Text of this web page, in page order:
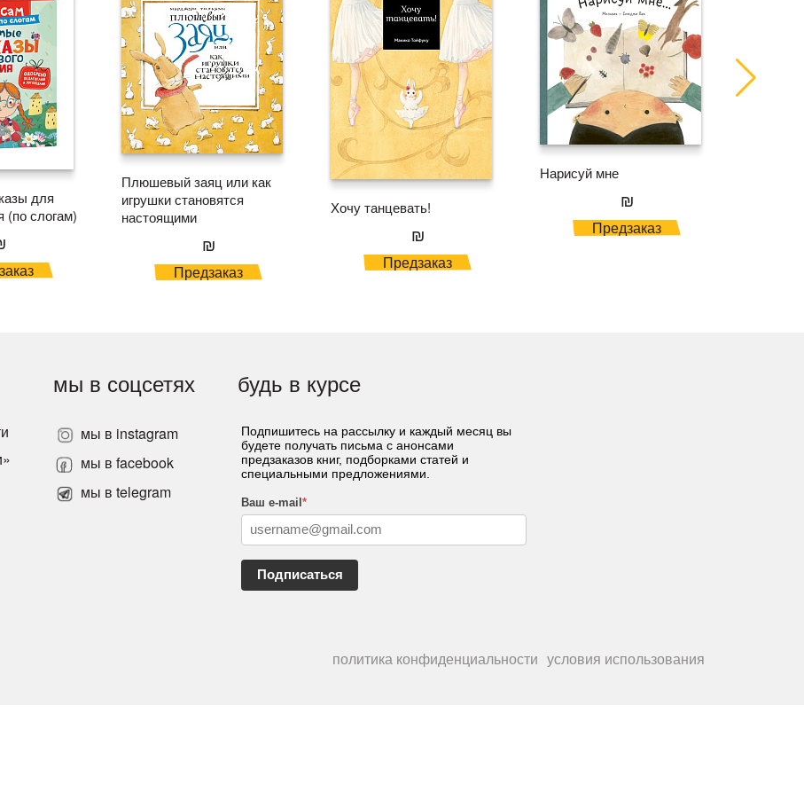
для
(по слогам)
Плюшевый заяц или как
игрушки становятся
настоящими
₪
Предзаказ
Хочу танцевать!
₪
Предзаказ
Нарисуй мне
₪
Предзаказ
мы в соцсетях
мы в instagram
мы в facebook
мы в telegram
будь в курсе
Подпишитесь на рассылку и каждый месяц вы
будете получать письма с анонсами
предзаказов книг, подборками статей и
специальными предложениями.
Ваш e-mail *
Подписаться
политика конфиденциальности условия использования